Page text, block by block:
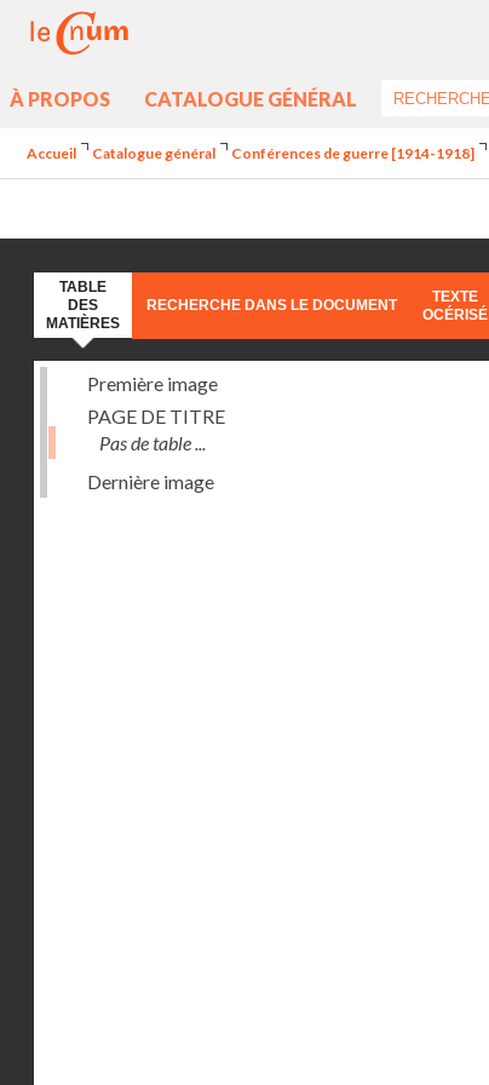
À PROPOS CATALOGUE GÉNÉRAL
Accueil Catalogue général Conférences de guerre [1914-1918]
TABLE
DES
MATIÈRES
RECHERCHE DANS LE DOCUMENT
TEXTE
OCÉRISÉ
Première image
PAGE DE TITRE
Pas de table ...
Dernière image